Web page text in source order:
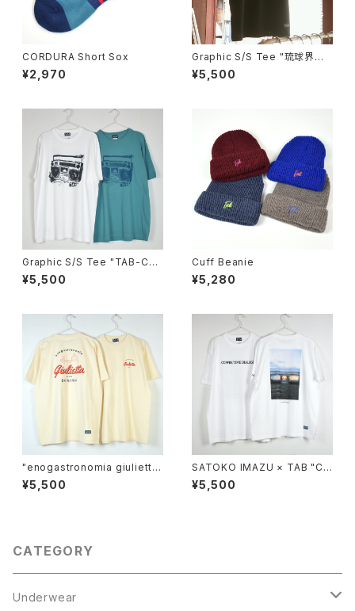
CORDURA Short Sox
¥2,970
Graphic S/S Tee "琉球界隈K
ANJI"
¥5,500
Graphic S/S Tee "TAB-CAS
SE"
¥5,500
Cuff Beanie
¥5,280
"enogastronomia giulietta
× TAB" S/S Collab Tee
¥5,500
SATOKO IMAZU × TAB "CO
FFEE TIME DIALOGUE" Tee
¥5,500
CATEGORY
Underwear